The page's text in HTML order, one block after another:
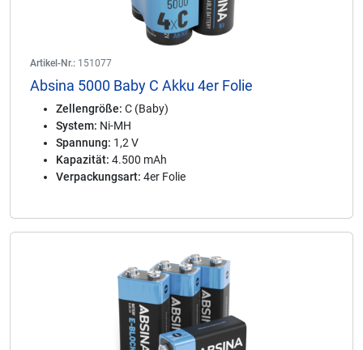
Artikel-Nr.: 151077
Absina 5000 Baby C Akku 4er Folie
Zellengröße: C (Baby)
System: Ni-MH
Spannung: 1,2 V
Kapazität: 4.500 mAh
Verpackungsart: 4er Folie